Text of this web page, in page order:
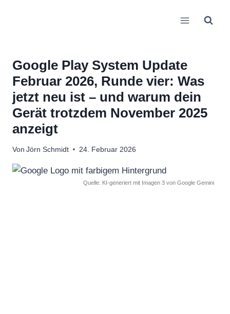
Google Play System Update
Februar 2026, Runde vier: Was
jetzt neu ist – und warum dein
Gerät trotzdem November 2025
anzeigt
Von Jörn Schmidt 24. Februar 2026
Quelle: KI-generiert mit Imagen 3 von Google Gemini